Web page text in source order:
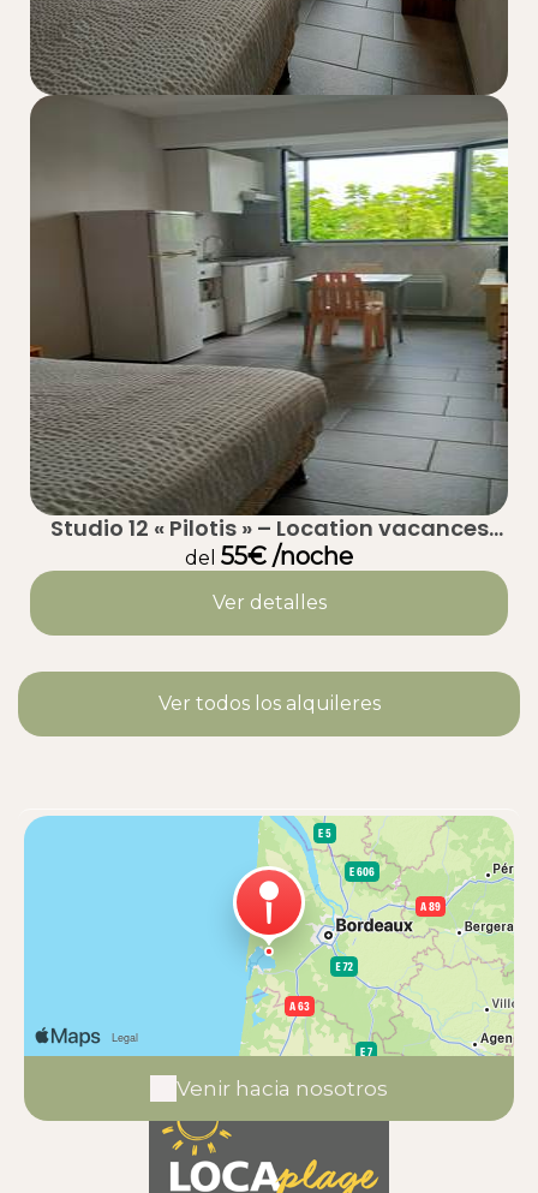
Studio 12 « Pilotis » – Location vacances
calme à Taussat (Lanton) – Bassin
d’Arcachon
del 55€ /noche
Ver detalles
Ver todos los alquileres
Venir hacia nosotros